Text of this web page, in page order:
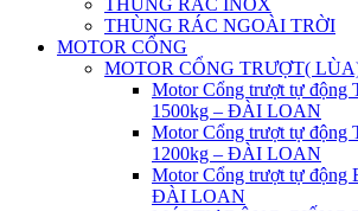
THÙNG RÁC INOX
THÙNG RÁC NGOÀI TRỜI
MOTOR CỔNG
MOTOR CỔNG TRƯỢT(
Motor Cổng trượt tự
1500kg – ĐÀI LOAN
Motor Cổng trượt tự
1200kg – ĐÀI LOAN
Motor Cổng trượt tự động
ĐÀI LOAN